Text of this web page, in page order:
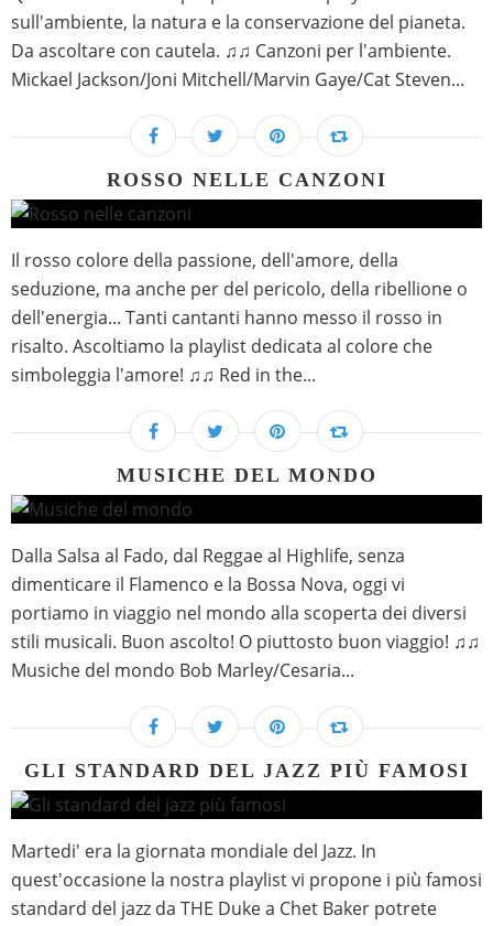
sull'ambiente, la natura e la conservazione del pianeta.
Da ascoltare con cautela. ♫♫ Canzoni per l'ambiente.
Mickael Jackson/Joni Mitchell/Marvin Gaye/Cat Steven...
ROSSO NELLE CANZONI
Il rosso colore della passione, dell'amore, della
seduzione, ma anche per del pericolo, della ribellione o
dell'energia... Tanti cantanti hanno messo il rosso in
risalto. Ascoltiamo la playlist dedicata al colore che
simboleggia l'amore! ♫♫ Red in the...
MUSICHE DEL MONDO
Dalla Salsa al Fado, dal Reggae al Highlife, senza
dimenticare il Flamenco e la Bossa Nova, oggi vi
portiamo in viaggio nel mondo alla scoperta dei diversi
stili musicali. Buon ascolto! O piuttosto buon viaggio! ♫♫
Musiche del mondo Bob Marley/Cesaria...
GLI STANDARD DEL JAZZ PIÙ FAMOSI
Martedi' era la giornata mondiale del Jazz. In
quest'occasione la nostra playlist vi propone i più famosi
standard del jazz da THE Duke a Chet Baker potrete